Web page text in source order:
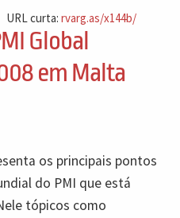
URL curta:rvarg.as/x144b/
Global
em Malta
os principais pontos
do PMI que está
tópicos como